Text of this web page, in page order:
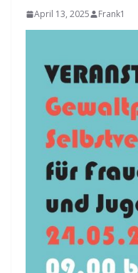
April 13, 2025 Frank1